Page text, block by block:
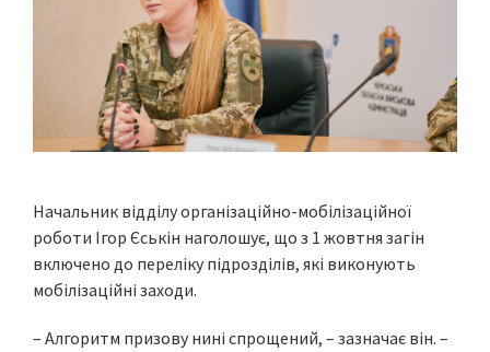
Начальник відділу організаційно-мобілізаційної
роботи Ігор Єськін наголошує, що з 1 жовтня загін
включено до переліку підрозділів, які виконують
мобілізаційні заходи.
– Алгоритм призову нині спрощений, – зазначає він. –